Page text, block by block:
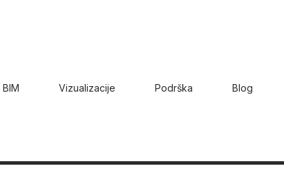
BIM Vizualizacije Podrška Blog